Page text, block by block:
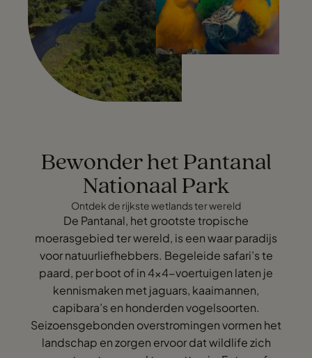
Bewonder het Pantanal
Nationaal Park
Ontdek de rijkste wetlands ter wereld
De Pantanal, het grootste tropische
moerasgebied ter wereld, is een waar paradijs
voor natuurliefhebbers. Begeleide safari’s te
paard, per boot of in 4x4-voertuigen laten je
kennismaken met jaguars, kaaimannen,
capibara’s en honderden vogelsoorten.
Seizoensgebonden overstromingen vormen het
landschap en zorgen ervoor dat wildlife zich